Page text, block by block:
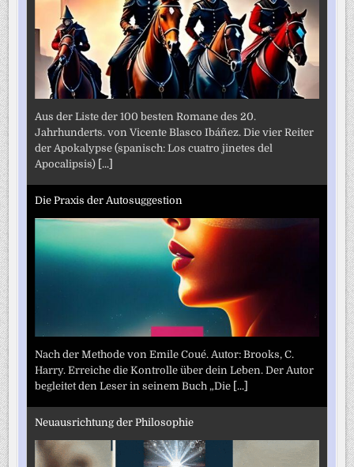
Aus der Liste der 100 besten Romane des 20.
Jahrhunderts. von Vicente Blasco Ibáñez. Die vier Reiter
der Apokalypse (spanisch: Los cuatro jinetes del
Apocalipsis) [...]
Die Praxis der Autosuggestion
Nach der Methode von Emile Coué. Autor: Brooks, C.
Harry. Erreiche die Kontrolle über dein Leben. Der Autor
begleitet den Leser in seinem Buch „Die [...]
Neuausrichtung der Philosophie